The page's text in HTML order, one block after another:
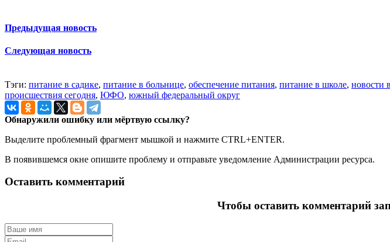
Предыдущая новость
Следующая новость
Тэги: питание в садике, питание в больнице, обеспечение питания, питание в школе, новости
происшествия сегодня, ЮФО, южный федеральный округ
Обнаружили ошибку или мёртвую ссылку?
Выделите проблемный фрагмент мышкой и нажмите CTRL+ENTER.
В появившемся окне опишите проблему и отправьте уведомление Администрации ресурса.
Оставить комментарий
Чтобы оставить комментарий